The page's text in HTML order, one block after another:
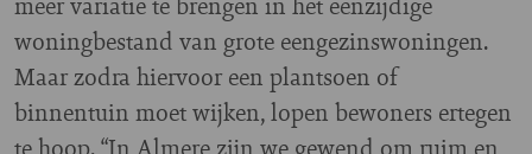
woningbestand van grote eengezinswoningen.
Maar zodra hiervoor een plantsoen of
binnentuin moet wijken, lopen bewoners ertegen